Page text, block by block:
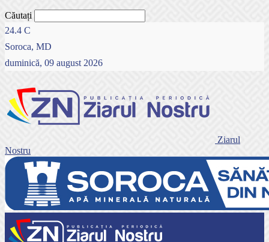
Căutați
24.4 C
Soroca, MD
duminică, 09 august 2026
Ziarul
Nostru